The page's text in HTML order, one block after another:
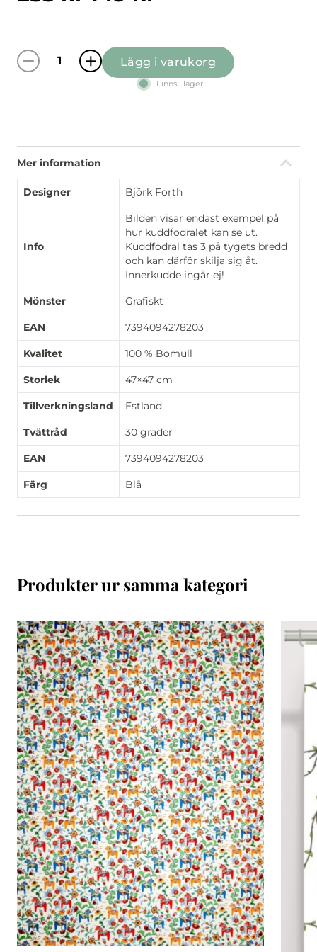
Spiraldans blå kuddfodral mängd
Lägg i varukorg
Finns i lager
Mer information
Designer Björk Forth
Info
Bilden visar endast exempel på
hur kuddfodralet kan se ut.
Kuddfodral tas 3 på tygets bredd
och kan därför skilja sig åt.
Innerkudde ingår ej!
Mönster Grafiskt
EAN 7394094278203
Kvalitet 100 % Bomull
Storlek 47×47 cm
Tillverkningsland Estland
Tvättråd 30 grader
EAN 7394094278203
Färg Blå
Produkter ur samma kategori